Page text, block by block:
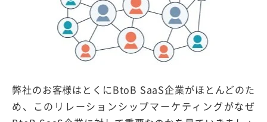
弊社のお客様はとくにBtoB SaaS企業がほとんどのた
め、このリレーションシップマーケティングがなぜ